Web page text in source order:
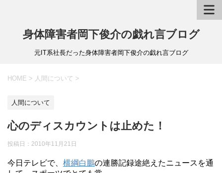
身体障害者岡下俊介の戯れ言ブログ
元IT系社長だった身体障害者岡下俊介の戯れ言ブログ
HOME > 人間について >
人間について
心のディスカウントは止めた！
投稿日： 2010年11月21日
今日テレビで、 横綱白鵬の連勝記録途絶えたニュースを通